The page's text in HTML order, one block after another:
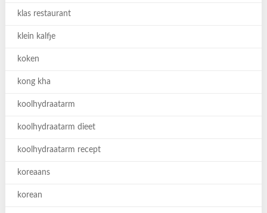
klas restaurant
klein kalfje
koken
kong kha
koolhydraatarm
koolhydraatarm dieet
koolhydraatarm recept
koreaans
korean